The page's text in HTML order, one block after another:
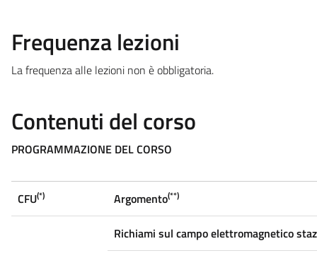
Frequenza lezioni
La frequenza alle lezioni non è obbligatoria.
Contenuti del corso
PROGRAMMAZIONE DEL CORSO
CFU(*) Argomento(**)
Richiami sul campo elettromagnetico